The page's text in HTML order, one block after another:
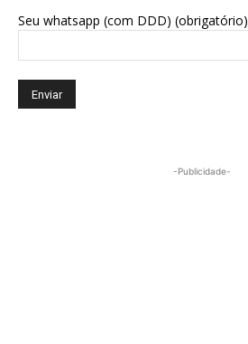
Seu whatsapp (com DDD) (obrigatório)
-Publicidade-